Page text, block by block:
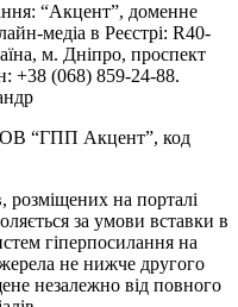
“Акцент”, доменне
медіа в Реєстрі: R40-
м. Дніпро, проспект
+38 (068) 859-24-88.
“ГПП Акцент”, код
розміщених на порталі
за умови вставки в
гіперпосилання на
не нижче другого
незалежно від повного